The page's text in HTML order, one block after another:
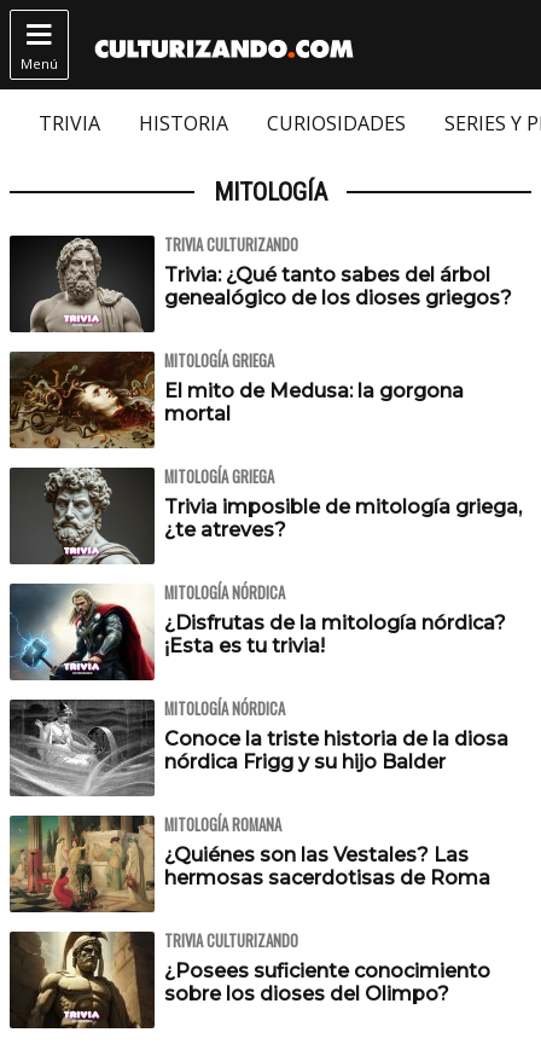

Menú
TRIVIA HISTORIA CURIOSIDADES SERIES Y
MITOLOGÍA
TRIVIA CULTURIZANDO
Trivia: ¿Qué tanto sabes del árbol
genealógico de los dioses griegos?
MITOLOGÍA GRIEGA
El mito de Medusa: la gorgona
mortal
MITOLOGÍA GRIEGA
Trivia imposible de mitología griega,
¿te atreves?
MITOLOGÍA NÓRDICA
¿Disfrutas de la mitología nórdica?
¡Esta es tu trivia!
MITOLOGÍA NÓRDICA
Conoce la triste historia de la diosa
nórdica Frigg y su hijo Balder
MITOLOGÍA ROMANA
¿Quiénes son las Vestales? Las
hermosas sacerdotisas de Roma
TRIVIA CULTURIZANDO
¿Posees suficiente conocimiento
sobre los dioses del Olimpo?